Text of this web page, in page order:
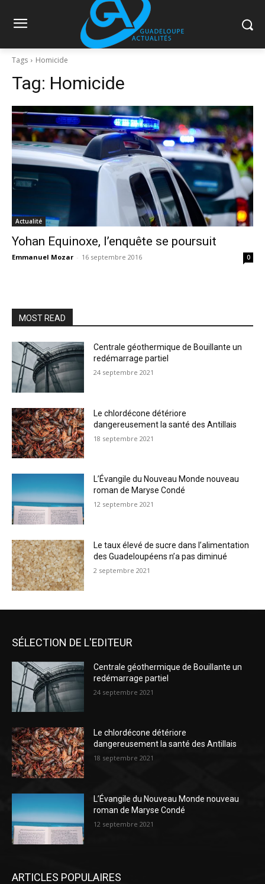
Tags Homicide
Tag: Homicide
Actualité
Yohan Equinoxe, l’enquête se poursuit
Emmanuel Mozar - 16 septembre 2016 0
MOST READ
Centrale géothermique de Bouillante un
redémarrage partiel
24 septembre 2021
Le chlordécone détériore
dangereusement la santé des Antillais
18 septembre 2021
L’Évangile du Nouveau Monde nouveau
roman de Maryse Condé
12 septembre 2021
Le taux élevé de sucre dans l’alimentation
des Guadeloupéens n’a pas diminué
2 septembre 2021
SÉLECTION DE L'EDITEUR
Centrale géothermique de Bouillante un
redémarrage partiel
24 septembre 2021
Le chlordécone détériore
dangereusement la santé des Antillais
18 septembre 2021
L’Évangile du Nouveau Monde nouveau
roman de Maryse Condé
12 septembre 2021
ARTICLES POPULAIRES